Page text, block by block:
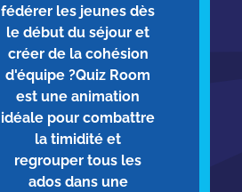
fédérer les jeunes dès
le début du séjour et
créer de la cohésion
d'équipe ?Quiz Room
est une animation
idéale pour combattre
la timidité et
regrouper tous les
ados dans une